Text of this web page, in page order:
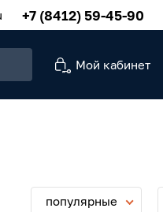
+7 (8412) 59-45-90
Мой кабинет
популярные